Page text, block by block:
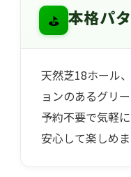
⛳ 本格パ
天然芝18ホール
ョンのあるグリ
予約不要で気軽
安心して楽しめま